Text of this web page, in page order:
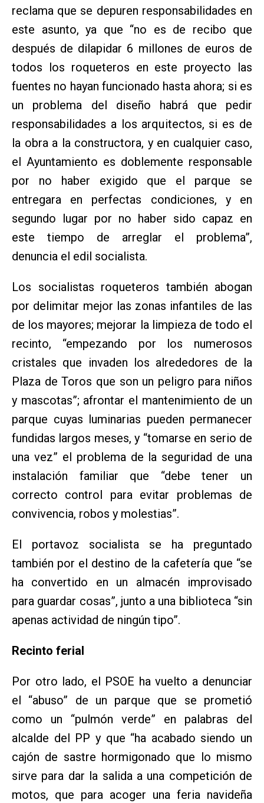
reclama que se depuren responsabilidades en
este asunto, ya que “no es de recibo que
después de dilapidar 6 millones de euros de
todos los roqueteros en este proyecto las
fuentes no hayan funcionado hasta ahora; si es
un problema del diseño habrá que pedir
responsabilidades a los arquitectos, si es de
la obra a la constructora, y en cualquier caso,
el Ayuntamiento es doblemente responsable
por no haber exigido que el parque se
entregara en perfectas condiciones, y en
segundo lugar por no haber sido capaz en
este tiempo de arreglar el problema”,
denuncia el edil socialista.
Los socialistas roqueteros también abogan
por delimitar mejor las zonas infantiles de las
de los mayores; mejorar la limpieza de todo el
recinto, “empezando por los numerosos
cristales que invaden los alrededores de la
Plaza de Toros que son un peligro para niños
y mascotas”; afrontar el mantenimiento de un
parque cuyas luminarias pueden permanecer
fundidas largos meses, y “tomarse en serio de
una vez” el problema de la seguridad de una
instalación familiar que “debe tener un
correcto control para evitar problemas de
convivencia, robos y molestias”.
El portavoz socialista se ha preguntado
también por el destino de la cafetería que “se
ha convertido en un almacén improvisado
para guardar cosas”, junto a una biblioteca “sin
apenas actividad de ningún tipo”.
Recinto ferial
Por otro lado, el PSOE ha vuelto a denunciar
el “abuso” de un parque que se prometió
como un “pulmón verde” en palabras del
alcalde del PP y que “ha acabado siendo un
cajón de sastre hormigonado que lo mismo
sirve para dar la salida a una competición de
motos, que para acoger una feria navideña